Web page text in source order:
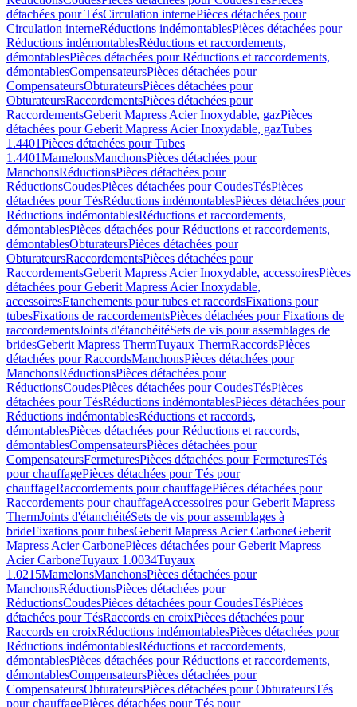
détachées pour TésCirculation internePièces détachées pour
Circulation interneRéductions indémontablesPièces détachées pour
Réductions indémontablesRéductions et raccordements,
démontablesPièces détachées pour Réductions et raccordements,
démontablesCompensateursPièces détachées pour
CompensateursObturateursPièces détachées pour
ObturateursRaccordementsPièces détachées pour
RaccordementsGeberit Mapress Acier Inoxydable, gazPièces
détachées pour Geberit Mapress Acier Inoxydable, gazTubes
1.4401Pièces détachées pour Tubes
1.4401MamelonsManchonsPièces détachées pour
ManchonsRéductionsPièces détachées pour
RéductionsCoudesPièces détachées pour CoudesTésPièces
détachées pour TésRéductions indémontablesPièces détachées pour
Réductions indémontablesRéductions et raccordements,
démontablesPièces détachées pour Réductions et raccordements,
démontablesObturateursPièces détachées pour
ObturateursRaccordementsPièces détachées pour
RaccordementsGeberit Mapress Acier Inoxydable, accessoiresPièces
détachées pour Geberit Mapress Acier Inoxydable,
accessoiresEtanchements pour tubes et raccordsFixations pour
tubesFixations de raccordementsPièces détachées pour Fixations de
raccordementsJoints d'étanchéitéSets de vis pour assemblages de
bridesGeberit Mapress ThermTuyaux ThermRaccordsPièces
détachées pour RaccordsManchonsPièces détachées pour
ManchonsRéductionsPièces détachées pour
RéductionsCoudesPièces détachées pour CoudesTésPièces
détachées pour TésRéductions indémontablesPièces détachées pour
Réductions indémontablesRéductions et raccords,
démontablesPièces détachées pour Réductions et raccords,
démontablesCompensateursPièces détachées pour
CompensateursFermeturesPièces détachées pour FermeturesTés
pour chauffagePièces détachées pour Tés pour
chauffageRaccordements pour chauffagePièces détachées pour
Raccordements pour chauffageAccessoires pour Geberit Mapress
ThermJoints d'étanchéitéSets de vis pour assemblages à
brideFixations pour tubesGeberit Mapress Acier CarboneGeberit
Mapress Acier CarbonePièces détachées pour Geberit Mapress
Acier CarboneTuyaux 1.0034Tuyaux
1.0215MamelonsManchonsPièces détachées pour
ManchonsRéductionsPièces détachées pour
RéductionsCoudesPièces détachées pour CoudesTésPièces
détachées pour TésRaccords en croixPièces détachées pour
Raccords en croixRéductions indémontablesPièces détachées pour
Réductions indémontablesRéductions et raccordements,
démontablesPièces détachées pour Réductions et raccordements,
démontablesCompensateursPièces détachées pour
CompensateursObturateursPièces détachées pour ObturateursTés
pour chauffagePièces détachées pour Tés pour